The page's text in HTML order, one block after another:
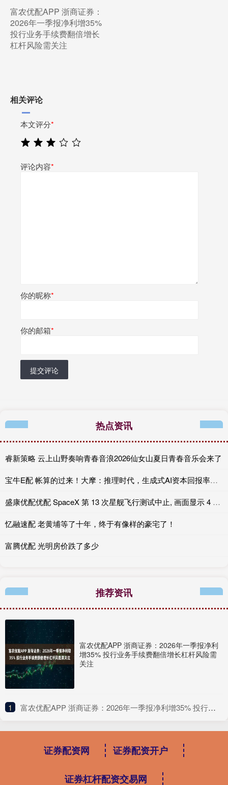
富农优配APP 浙商证券：
2026年一季报净利增35%
投行业务手续费翻倍增长
杠杆风险需关注
相关评论
本文评分*
评论内容*
你的昵称*
你的邮箱*
提交评论
热点资讯
睿新策略 云上山野奏响青春音浪2026仙女山夏日青春音乐会来了
宝牛E配 帐算的过来！大摩：推理时代，生成式AI资本回报率或达25-50%
盛康优配优配 SpaceX 第 13 次星舰飞行测试中止, 画面显示 4 个引擎未点火
忆融速配 老黄埔等了十年，终于有像样的豪宅了！
富腾优配 光明房价跌了多少
推荐资讯
富农优配APP 浙商证券：2026年一季报净利
增35% 投行业务手续费翻倍增长杠杆风险需
关注
1 ​富农优配APP 浙商证券：2026年一季报净利增35% 投行业务手续费翻倍增长杠杆风险需关注
证券配资网 证券配资开户
证券杠杆配资交易网